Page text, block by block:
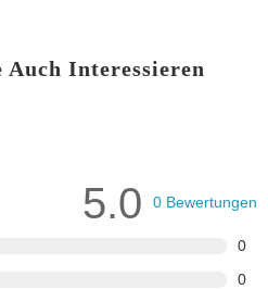
Auch Interessieren
0
0
5.0 0 Bewertungen